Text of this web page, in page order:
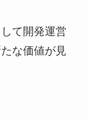
て開発運営
な価値が見